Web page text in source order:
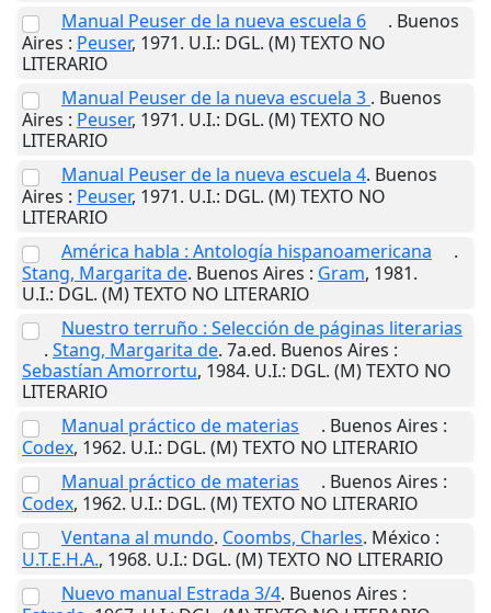
Manual Peuser de la nueva escuela 6
. Buenos
Aires : Peuser, 1971. U.I.: DGL. (M) TEXTO NO
LITERARIO
Manual Peuser de la nueva escuela 3 . Buenos
Aires : Peuser, 1971. U.I.: DGL. (M) TEXTO NO
LITERARIO
Manual Peuser de la nueva escuela 4. Buenos
Aires : Peuser, 1971. U.I.: DGL. (M) TEXTO NO
LITERARIO
América habla : Antología hispanoamericana
.
Stang, Margarita de. Buenos Aires : Gram, 1981.
U.I.: DGL. (M) TEXTO NO LITERARIO
Nuestro terruño : Selección de páginas literarias
. Stang, Margarita de. 7a.ed. Buenos Aires :
Sebastían Amorrortu, 1984. U.I.: DGL. (M) TEXTO NO
LITERARIO
Manual práctico de materias
. Buenos Aires :
Codex, 1962. U.I.: DGL. (M) TEXTO NO LITERARIO
Manual práctico de materias
. Buenos Aires :
Codex, 1962. U.I.: DGL. (M) TEXTO NO LITERARIO
Ventana al mundo. Coombs, Charles. México :
U.T.E.H.A., 1968. U.I.: DGL. (M) TEXTO NO LITERARIO
Nuevo manual Estrada 3/4. Buenos Aires :